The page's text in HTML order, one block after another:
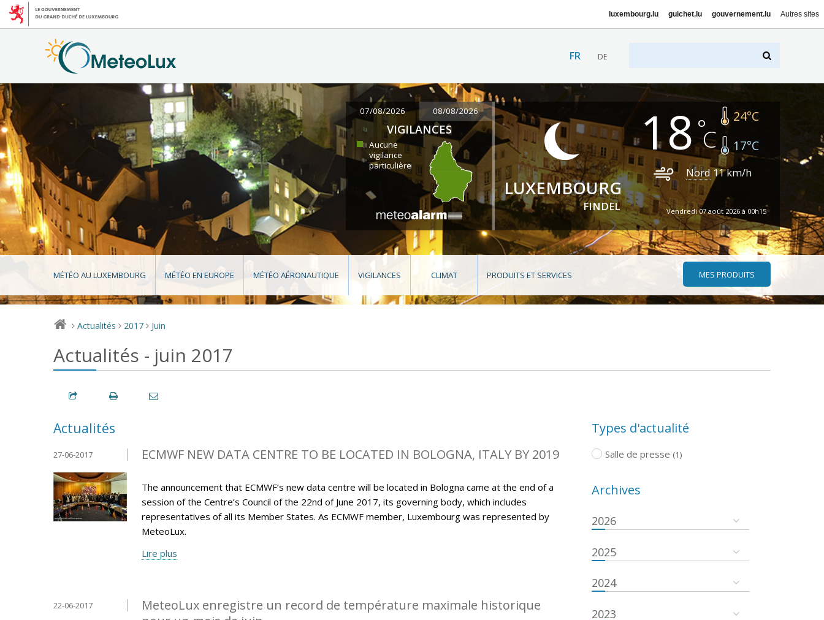
luxembourg.lu guichet.lu gouvernement.lu Autres sites
FR DE
07/08/2026 08/08/2026
VIGILANCES
Aucune
vigilance
particulière
LUXEMBOURG
FINDEL
18 24°C
17°C
Nord 11km/h
Vendredi 07 août 2026 à 00h15
MÉTÉO AU LUXEMBOURG MÉTÉO EN EUROPE MÉTÉO AÉRONAUTIQUE VIGILANCES CLIMAT PRODUITS ET SERVICES MES PRODUITS
> Actualités > 2017 > Juin
Actualités - juin 2017
Actualités
ECMWF NEW DATA CENTRE TO BE LOCATED IN BOLOGNA, ITALY BY 2019
27-06-2017
The announcement that ECMWF’s new data centre will be located in Bologna came at the end of a
session of the Centre’s Council of the 22nd of June 2017, its governing body, which includes
representatives of all its Member States. As ECMWF member, Luxembourg was represented by
MeteoLux.
Lire plus
MeteoLux enregistre un record de température maximale historique
22-06-2017
Types d'actualité
Salle de presse (1)
Archives
2026
2025
2024
2023